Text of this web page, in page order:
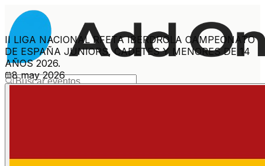
II LIGA NACIONAL RFETA IBERDROLA CAMPEONATO
DE ESPAÑA JUNIORS, CADETES Y MENORES DE 14
AÑOS 2026.
8 may 2026